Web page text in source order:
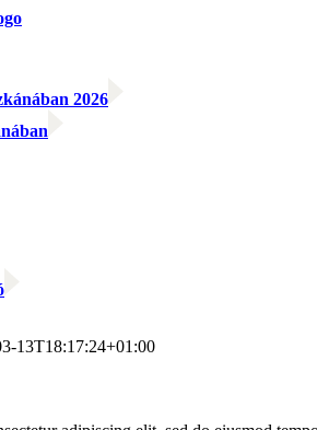
2026
13T18:17:24+01:00